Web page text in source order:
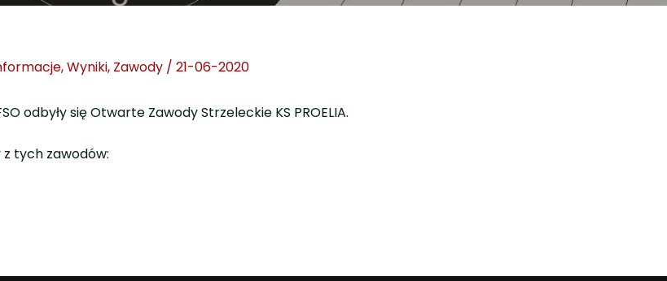
,Wyniki, Zawody/ 21-06-2020
odbyły się Otwarte Zawody Strzeleckie KS PROELIA.
tych zawodów: